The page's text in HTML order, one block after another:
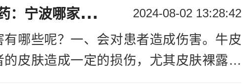
就是专家对的解答，患者朋友们要多加
疗，避免牛皮癣加重带来的严重伤害。
哪家好
治的，所以很多患者都比较担心治疗的
牛
皮癣用什么中药：宁波哪家医院能确定银屑病 2024-08-02 13:28:42
哪些呢？一、会对患者造成伤害。牛皮
皮肤造成一定的损伤，尤其皮肤裸露部